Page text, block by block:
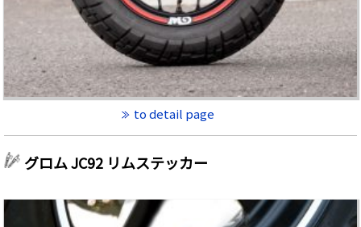
to detail page
グロム JC92 リムステッカー